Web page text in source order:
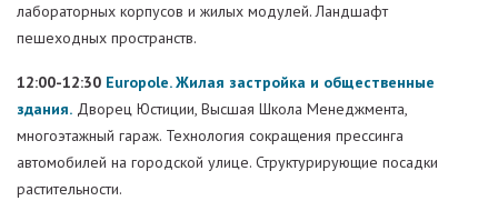
лабораторных корпусов и жилых модулей. Ландшафт
пешеходных пространств.
12:00-12:30 Europole. Жилая застройка и общественные
здания. Дворец Юстиции, Высшая Школа Менеджмента,
многоэтажный гараж. Технология сокращения прессинга
автомобилей на городской улице. Структурирующие посадки
растительности.